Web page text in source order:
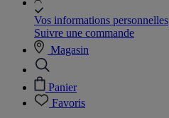
Vos informations personnelles
Suivre une commande
Magasin
Panier
Favoris